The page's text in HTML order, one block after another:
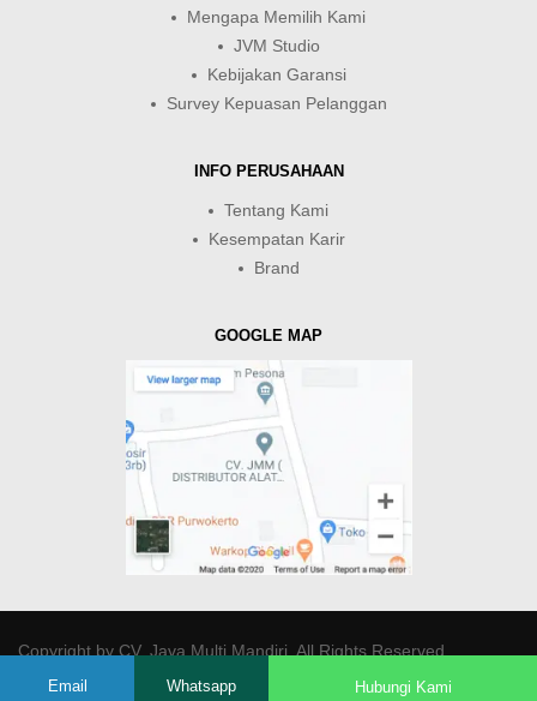
Mengapa Memilih Kami
JVM Studio
Kebijakan Garansi
Survey Kepuasan Pelanggan
INFO PERUSAHAAN
Tentang Kami
Kesempatan Karir
Brand
GOOGLE MAP
Copyright byCV. Java Multi Mandiri. All Rights Reserved.
Email Whatsapp Hubungi Kami